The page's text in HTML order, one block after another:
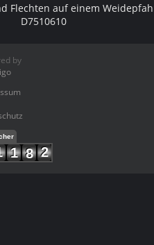
Flechten auf einem
D7510610
by
1 8 2